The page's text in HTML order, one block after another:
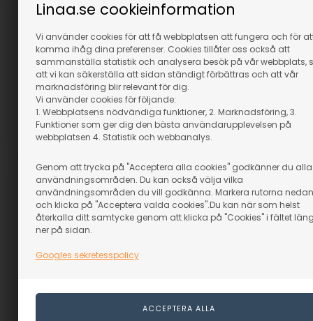
Linaa.se cookieinformation
Vi använder cookies för att få webbplatsen att fungera och för
komma ihåg dina preferenser. Cookies tillåter oss också att
sammanställa statistik och analysera besök på vår webbplats,
att vi kan säkerställa att sidan ständigt förbättras och att vår
marknadsföring blir relevant för dig.
Vi använder cookies för följande:
1. Webbplatsens nödvändiga funktioner, 2. Marknadsföring, 3.
Funktioner som ger dig den bästa användarupplevelsen på
webbplatsen 4. Statistik och webbanalys.
Genom att trycka på "Acceptera alla cookies" godkänner du alla
användningsområden. Du kan också välja vilka
användningsområden du vill godkänna. Markera rutorna nedan
och klicka på "Acceptera valda cookies".Du kan när som helst
återkalla ditt samtycke genom att klicka på "Cookies" i fältet
ner på sidan.
Googles sekretesspolicy
Rundstav Furu 8 mm - ca.
I lager
19,00 SEK
(inkl. moms)
Eventuellt leveranskostnader
Artikelnummer: 17004
80 m
1.279,00
1.087,15SEK
(inkl. moms)
Eventuellt leveranskostnader
Artikelnummer: 17012